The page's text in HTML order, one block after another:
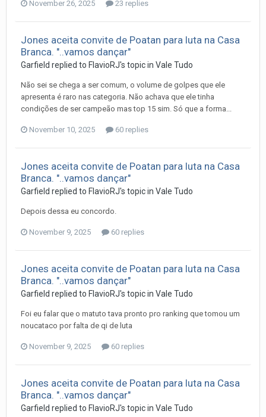
November 26, 2025 23 replies
Jones aceita convite de Poatan para luta na Casa
Branca. "..vamos dançar"
Garfield replied to FlavioRJ's topic in Vale Tudo
Não sei se chega a ser comum, o volume de golpes que ele
apresenta é raro nas categoria. Não achava que ele tinha
condições de ser campeão mas top 15 sim. Só que a forma...
November 10, 2025 60 replies
Jones aceita convite de Poatan para luta na Casa
Branca. "..vamos dançar"
Garfield replied to FlavioRJ's topic in Vale Tudo
Depois dessa eu concordo.
November 9, 2025 60 replies
Jones aceita convite de Poatan para luta na Casa
Branca. "..vamos dançar"
Garfield replied to FlavioRJ's topic in Vale Tudo
Foi eu falar que o matuto tava pronto pro ranking que tomou um
noucataco por falta de qi de luta
November 9, 2025 60 replies
Jones aceita convite de Poatan para luta na Casa
Branca. "..vamos dançar"
Garfield replied to FlavioRJ's topic in Vale Tudo